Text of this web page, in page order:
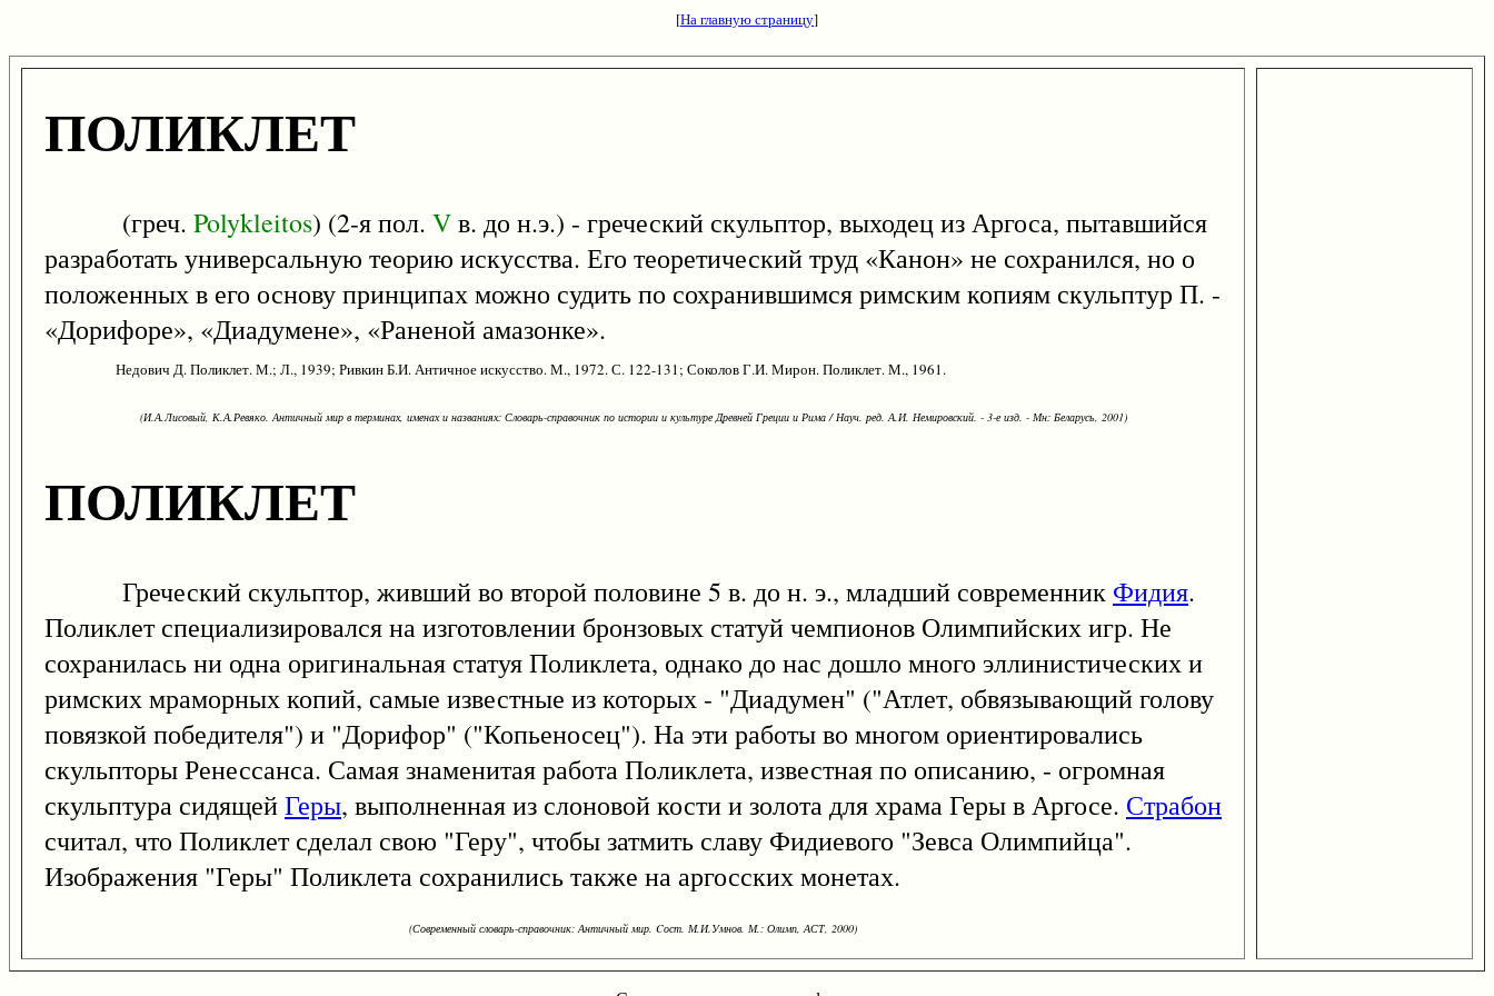
[На главную страницу]
ПОЛИКЛЕТ
(греч. Polykleitos) (2-я пол. Vв. до н.э.) - греческий скульптор, выходец из Аргоса, пытавшийся
разработать универсальную теорию искусства. Его теоретический труд «Канон» не сохранился, но о
положенных в его основу принципах можно судить по сохранившимся римским копиям скульптур П. -
«Дорифоре», «Диадумене», «Раненой амазонке».
Недович Д. Поликлет. М.; Л., 1939; Ривкин Б.И. Античное искусство. М., 1972. С. 122-131; Соколов Г.И. Мирон. Поликлет. М., 1961.
(И.А.Лисовый, К.А.Ревяко. Античный мир в терминах, именах и названиях: Словарь-справочник по истории и культуре Древней Греции и Рима / Науч. ред. А.И. Немировский. - 3-е изд. - Мн: Беларусь, 2001)
ПОЛИКЛЕТ
Греческий скульптор, живший во второй половине 5 в. до н. э., младший современник Фидия.
Поликлет специализировался на изготовлении бронзовых статуй чемпионов Олимпийских игр. Не
сохранилась ни одна оригинальная статуя Поликлета, однако до нас дошло много эллинистических и
римских мраморных копий, самые известные из которых - "Диадумен" ("Атлет, обвязывающий голову
повязкой победителя") и "Дорифор" ("Копьеносец"). На эти работы во многом ориентировались
скульпторы Ренессанса. Самая знаменитая работа Поликлета, известная по описанию, - огромная
скульптура сидящейГеры, выполненная из слоновой кости и золота для храма Геры в Аргосе. Страбон
считал, что Поликлет сделал свою "Геру", чтобы затмить славу Фидиевого "Зевса Олимпийца".
Изображения "Геры" Поликлета сохранились также на аргосских монетах.
(Современный словарь-справочник: Античный мир. Cост. М.И.Умнов. М.: Олимп, АСТ, 2000)